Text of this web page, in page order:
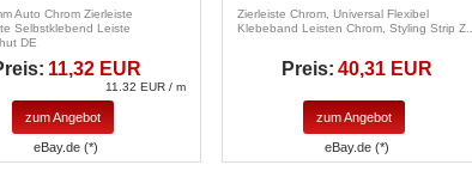
Auto Chrom Zierleiste
Selbstklebend Leiste
DE
11,32 EUR
11.32 EUR / m
zum Angebot
eBay.de (*)
Zierleiste Chrom, Universal Flexibel
Klebeband Leisten Chrom, Styling Strip Z...
Preis: 40,31 EUR
zum Angebot
eBay.de (*)